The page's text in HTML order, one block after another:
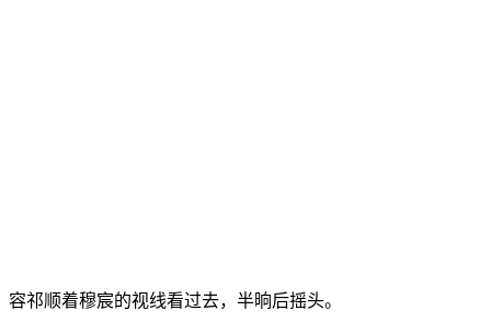
容祁顺着穆宸的视线看过去，半晌后摇头。